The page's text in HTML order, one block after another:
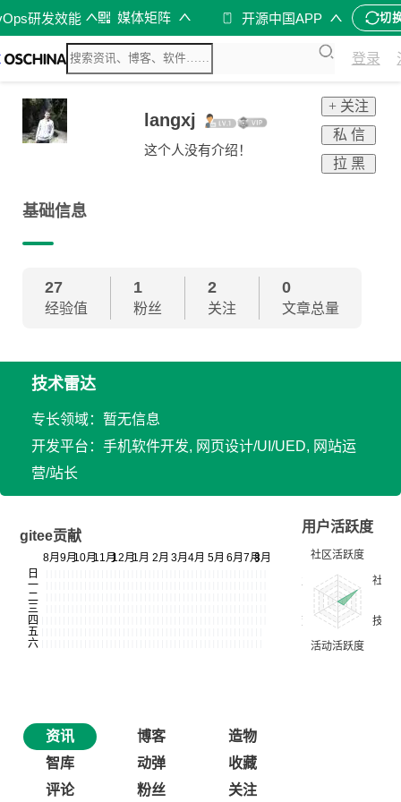
研发效能 媒体矩阵 开源中国APP 切
登录
langxj
这个人没有介绍！
+ 关注
私 信
拉 黑
基础信息
27
经验值
1
粉丝
2
关注
0
文章总量
技术雷达
专长领域：暂无信息
开发平台：手机软件开发, 网页设计/UI/UED, 网站运
营/站长
gitee贡献
用户活跃度
资讯 博客
造物
智库
动弹
收藏
评论
粉丝 关注